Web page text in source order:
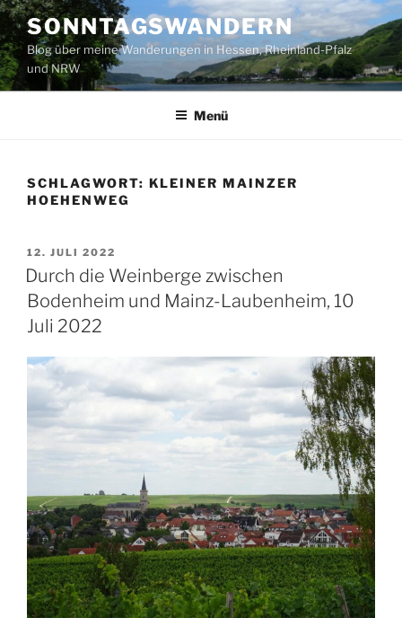
Zum
Inhalt
springen
SONNTAGSWANDERN
Blog über meine Wanderungen in Hessen, Rheinland-Pfalz
und NRW
Menü
SCHLAGWORT: KLEINER MAINZER
HOEHENWEG
VERÖFFENTLICHT
AM
12. JULI 2022
Durch die Weinberge zwischen
Bodenheim und Mainz-Laubenheim, 10
Juli 2022